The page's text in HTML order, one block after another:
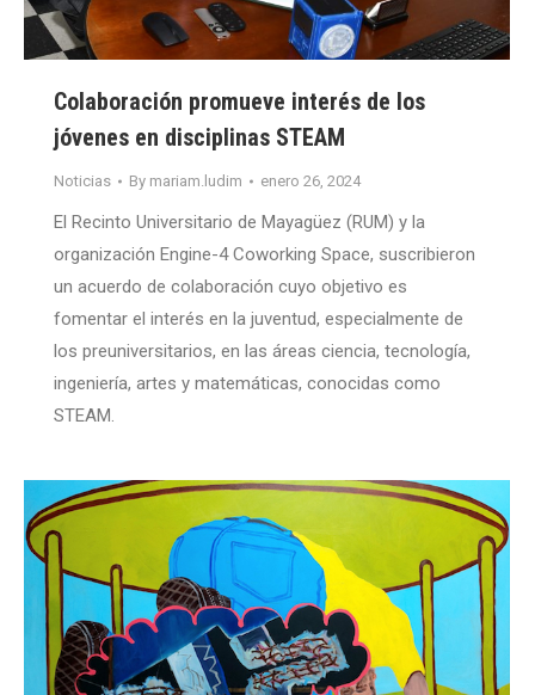
Colaboración promueve interés de los
jóvenes en disciplinas STEAM
Noticias By mariam.ludim enero 26, 2024
El Recinto Universitario de Mayagüez (RUM) y la
organización Engine-4 Coworking Space, suscribieron
un acuerdo de colaboración cuyo objetivo es
fomentar el interés en la juventud, especialmente de
los preuniversitarios, en las áreas ciencia, tecnología,
ingeniería, artes y matemáticas, conocidas como
STEAM.